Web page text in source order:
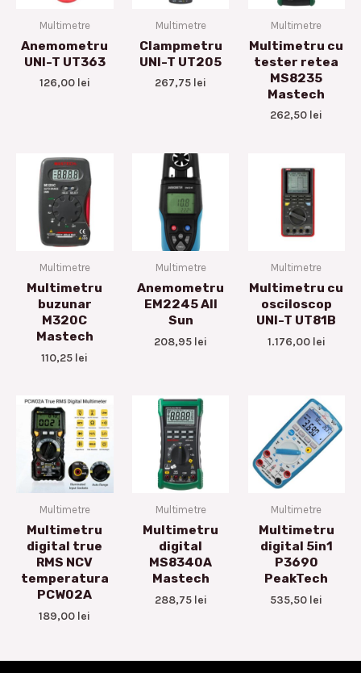
Multimetre
Anemometru
UNI-T UT363
126,00 lei
Multimetre
Clampmetru
UNI-T UT205
267,75 lei
Multimetre
Multimetru cu
tester retea
MS8235
Mastech
262,50 lei
Multimetre
Multimetru
buzunar
M320C
Mastech
110,25 lei
Multimetre
Anemometru
EM2245 All
Sun
208,95 lei
Multimetre
Multimetru cu
osciloscop
UNI-T UT81B
1.176,00 lei
Multimetre
Multimetru
digital true
RMS NCV
temperatura
PCW02A
189,00 lei
Multimetre
Multimetru
digital
MS8340A
Mastech
288,75 lei
Multimetre
Multimetru
digital 5in1
P3690
PeakTech
535,50 lei